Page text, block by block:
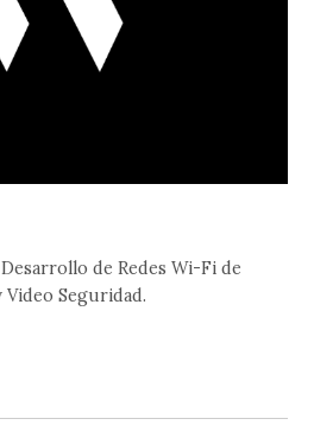
de Redes Wi-Fi de
Seguridad.